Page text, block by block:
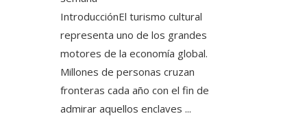
IntroducciónEl turismo cultural
representa uno de los grandes
motores de la economía global.
Millones de personas cruzan
fronteras cada año con el fin de
admirar aquellos enclaves ...